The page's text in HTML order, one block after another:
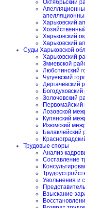
Октябрьский
Харьковский
Харьковский
Харьковский
Суды Харьковской
Харьковский
Змиевской
Люботинский
Чугуевский
Дергачевский
Золочевский
Первомайский
Лозовской
Купянский
Изюмский
Балаклейский
Трудовые споры
Анализ
Составление
Увольнения и
Взыскание